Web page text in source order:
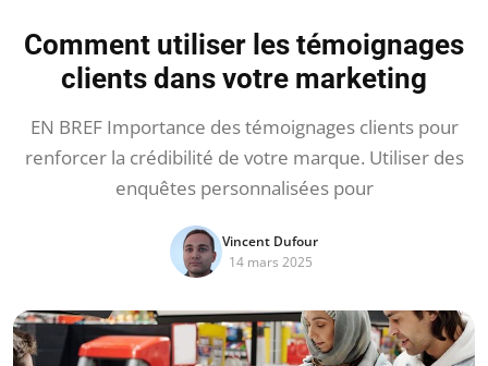
Comment utiliser les témoignages
clients dans votre marketing
EN BREF Importance des témoignages clients pour
renforcer la crédibilité de votre marque. Utiliser des
enquêtes personnalisées pour
Vincent Dufour
14 mars 2025